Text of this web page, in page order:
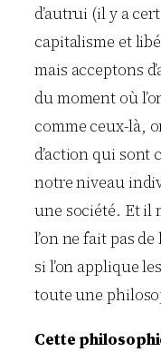
d’autrui (il y a
capitalisme et
mais acceptons
du moment où
comme ceux-là,
d’action qui sont
notre niveau
une société. Et il
l’on ne fait pas
si l’on applique
toute une
Cette